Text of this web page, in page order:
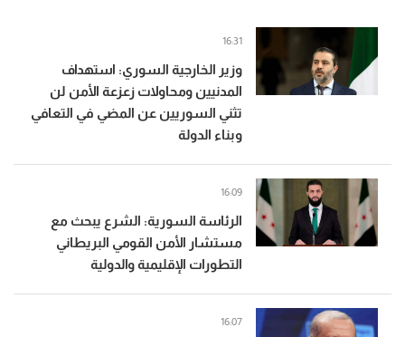
وزير الخارجية السوري: استهداف
المدنيين ومحاولات زعزعة الأمن لن
تثني السوريين عن المضي في التعافي
وبناء الدولة
16:31
الرئاسة السورية: الشرع يبحث مع
مستشار الأمن القومي البريطاني
التطورات الإقليمية والدولية
16:09
16:07